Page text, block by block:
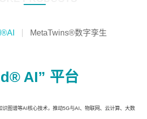
MetaTwins®数字孪生
AI” 平台
识图谱等AI核心技术，推动5G与AI、物联网、云计算、大数